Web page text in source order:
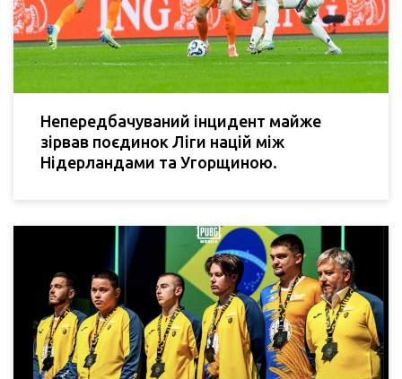
Непередбачуваний інцидент майже
зірвав поєдинок Ліги націй між
Нідерландами та Угорщиною.